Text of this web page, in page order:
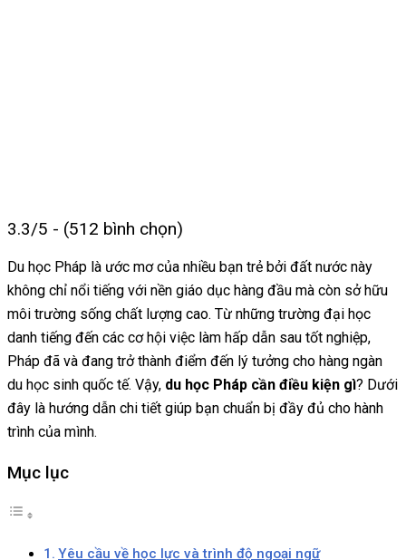
3.3/5 - (512 bình chọn)
Du học Pháp là ước mơ của nhiều bạn trẻ bởi đất nước này
không chỉ nổi tiếng với nền giáo dục hàng đầu mà còn sở hữu
môi trường sống chất lượng cao. Từ những trường đại học
danh tiếng đến các cơ hội việc làm hấp dẫn sau tốt nghiệp,
Pháp đã và đang trở thành điểm đến lý tưởng cho hàng ngàn
du học sinh quốc tế. Vậy, du học Pháp cần điều kiện gì? Dưới
đây là hướng dẫn chi tiết giúp bạn chuẩn bị đầy đủ cho hành
trình của mình.
Mục lục
Yêu cầu về học lực và trình độ ngoại ngữ